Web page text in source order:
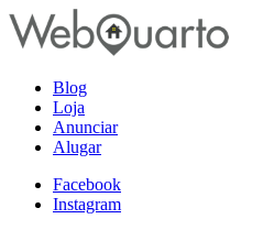
Blog
Loja
Anunciar
Alugar
Facebook
Instagram